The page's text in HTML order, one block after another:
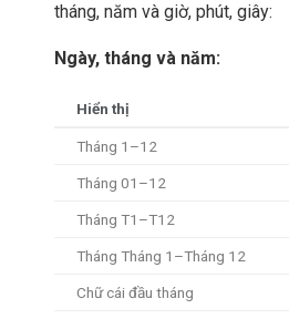
tháng, năm và giờ, phút, giây:
Ngày, tháng và năm:
Hiển thị
Tháng 1–12
Tháng 01–12
Tháng T1–T12
Tháng Tháng 1–Tháng 12
Chữ cái đầu tháng